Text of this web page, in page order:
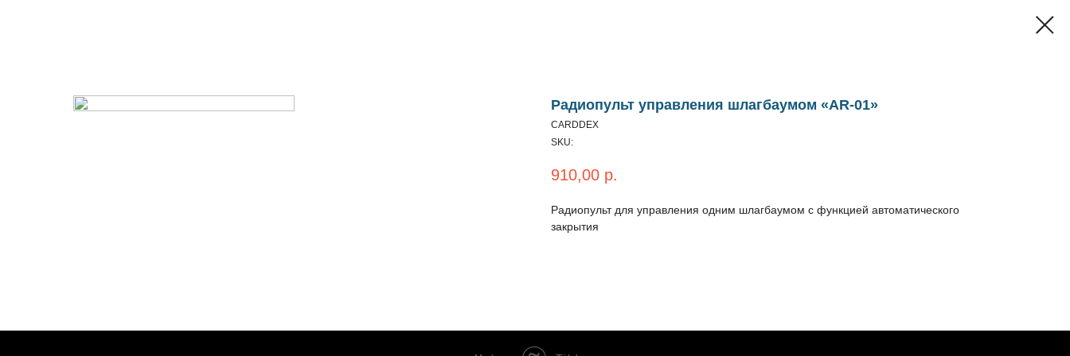
Радиопульт управления шлагбаумом «AR-01»
CARDDEX
SKU:
910,00 р.
Радиопульт для управления одним шлагбаумом с функцией автоматического
закрытия